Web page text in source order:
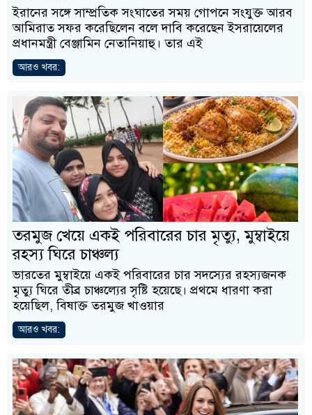
ইরানের সঙ্গে সাম্প্রতিক সংঘাতের সময় গোপনে সংযুক্ত আরব
আমিরাত সফর করেছিলেন বলে দাবি করেছেন ইসরায়েলের
প্রধানমন্ত্রী বেঞ্জামিন নেতানিয়াহু। তার এই
আরও খবর:
তরমুজ খেয়ে একই পরিবারের চার মৃত্যু, মুম্বাইয়ে
রহস্য ঘিরে চাঞ্চল্য
ভারতের মুম্বাইয়ে একই পরিবারের চার সদস্যের রহস্যজনক
মৃত্যু ঘিরে তীব্র চাঞ্চল্যের সৃষ্টি হয়েছে। প্রথমে ধারণা করা
হয়েছিল, বিষাক্ত তরমুজ খাওয়ার
আরও খবর: